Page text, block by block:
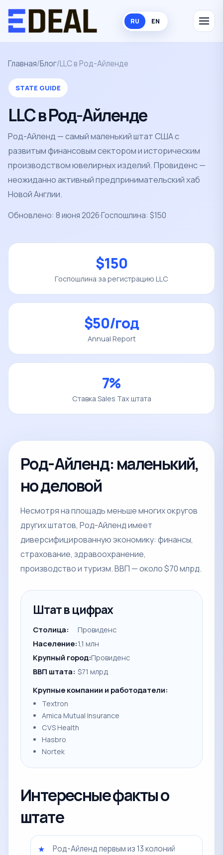
RU EN
Главная/Блог/LLC в Род-Айленде
STATE GUIDE
LLC в Род-Айленде
Род-Айленд — самый маленький штат США с
развитым финансовым сектором и историческим
производством ювелирных изделий. Провиденс —
неожиданно активный предпринимательский хаб
Новой Англии.
Обновлено: 8 июня 2026·Госпошлина: $150
$150
Госпошлина за регистрацию LLC
$50/год
Annual Report
7%
Ставка Sales Tax штата
Род-Айленд: маленький,
но деловой
Несмотря на площадь меньше многих округов
других штатов, Род-Айленд имеет
диверсифицированную экономику: финансы,
страхование, здравоохранение,
производство и туризм. ВВП — около $70 млрд.
Штат в цифрах
Столица:
Провиденс
Население:1,1 млн
Крупный город:Провиденс
ВВП штата: $71 млрд
Крупные компании и работодатели:
Textron
Amica Mutual Insurance
CVS Health
Hasbro
Nortek
Интересные факты о
штате
Род-Айленд первым из 13 колоний